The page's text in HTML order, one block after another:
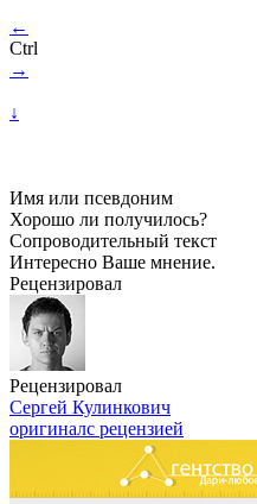
←
Ctrl
→
↓
Имя или псевдоним
Хорошо ли получилось?
Сопроводительный текст
Интересно Ваше мнение.
Рецензировал
Рецензировал
Сергей Кулинкович
оригиналс рецензией